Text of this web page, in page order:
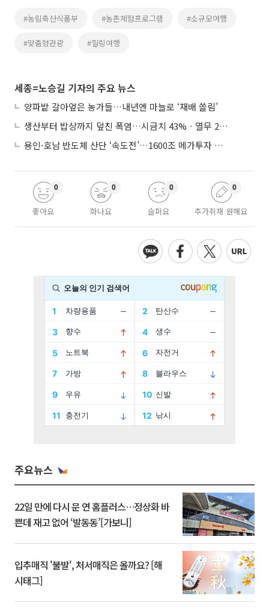
#농림축산식품부 #농촌체험프로그램 #소규모여행
#맞춤형관광 #힐링여행
세종=노승길 기자의 주요 뉴스
양파밭 갈아엎은 농가들…내년엔 마늘로 ‘재배 쏠림’
생산부터 밥상까지 덮친 폭염…시금치 43%ㆍ열무 28% 급등
용인·호남 반도체 산단 ‘속도전’…1600조 메가투자 이행 총력
좋아요
0
화나요
0
슬퍼요
0
추가취재 원해요
0
주요뉴스
22일 만에 다시 문 연 홈플러스…정상화 바
쁜데 재고 없어 ‘발동동’[가보니]
입추매직 '불발', 처서매직은 올까요? [해
시태그]